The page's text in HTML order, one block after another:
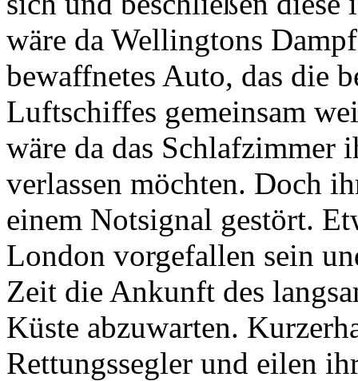
wäre da Wellingtons
bewaffnetes Auto, das die
Luftschiffes gemeinsam
wäre da das Schlafzimmer
verlassen möchten. Doch
einem Notsignal gestört.
London vorgefallen sein
Zeit die Ankunft des
Küste abzuwarten.
Rettungssegler und eilen